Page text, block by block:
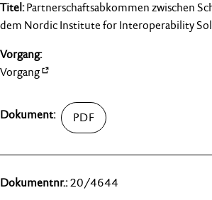
Partnerschaftsabkommen zwischen
dem Nordic Institute for Interoperability
Vorgang
20/4644